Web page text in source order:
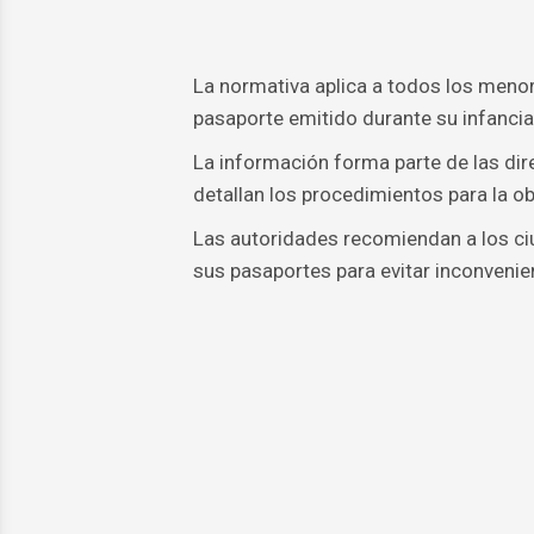
La normativa aplica a todos los
pasaporte emitido durante su
La información forma parte de las
detallan los procedimientos para la
Las autoridades recomiendan a los
sus pasaportes para evitar